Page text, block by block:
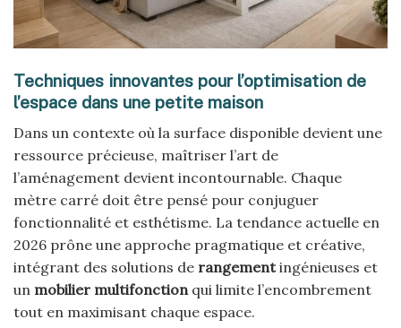
Techniques innovantes pour l’optimisation de
l’espace dans une petite maison
Dans un contexte où la surface disponible devient une
ressource précieuse, maîtriser l’art de
l’aménagement devient incontournable. Chaque
mètre carré doit être pensé pour conjuguer
fonctionnalité et esthétisme. La tendance actuelle en
2026 prône une approche pragmatique et créative,
intégrant des solutions de rangementingénieuses et
un mobilier multifonction qui limite l’encombrement
tout en maximisant chaque espace.